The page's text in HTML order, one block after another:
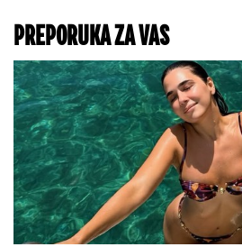
Dve
završetka
stiže
se
popularne